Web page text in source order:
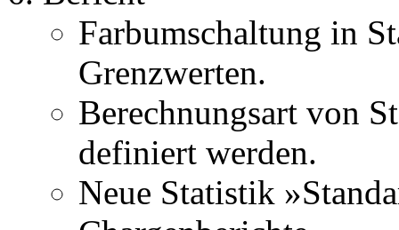
Farbumschaltung in
Grenzwerten.
Berechnungsart von
definiert werden.
Neue Statistik